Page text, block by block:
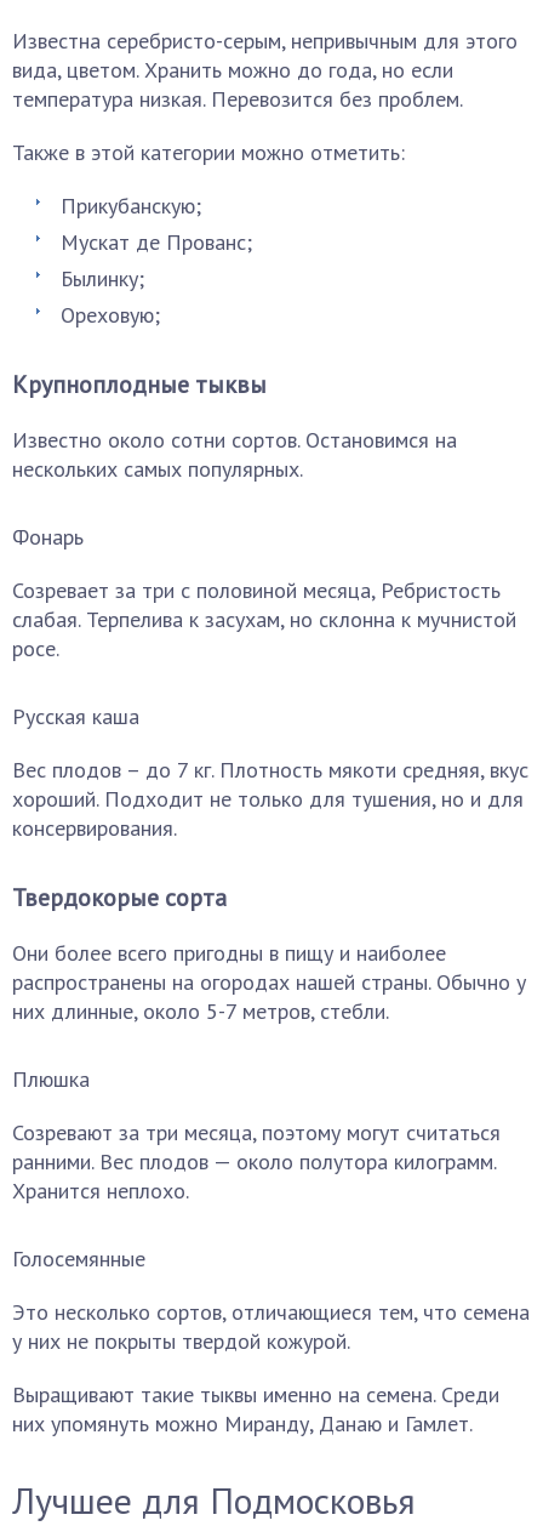
Известна серебристо-серым, непривычным для этого
вида, цветом. Хранить можно до года, но если
температура низкая. Перевозится без проблем.
Также в этой категории можно отметить:
Прикубанскую;
Мускат де Прованс;
Былинку;
Ореховую;
Крупноплодные тыквы
Известно около сотни сортов. Остановимся на
нескольких самых популярных.
Фонарь
Созревает за три с половиной месяца, Ребристость
слабая. Терпелива к засухам, но склонна к мучнистой
росе.
Русская каша
Вес плодов – до 7 кг. Плотность мякоти средняя, вкус
хороший. Подходит не только для тушения, но и для
консервирования.
Твердокорые сорта
Они более всего пригодны в пищу и наиболее
распространены на огородах нашей страны. Обычно у
них длинные, около 5-7 метров, стебли.
Плюшка
Созревают за три месяца, поэтому могут считаться
ранними. Вес плодов — около полутора килограмм.
Хранится неплохо.
Голосемянные
Это несколько сортов, отличающиеся тем, что семена
у них не покрыты твердой кожурой.
Выращивают такие тыквы именно на семена. Среди
них упомянуть можно Миранду, Данаю и Гамлет.
Лучшее для Подмосковья